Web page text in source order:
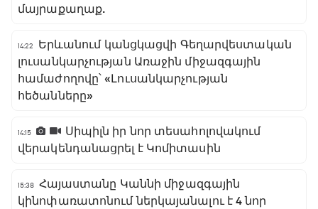
մայրաքաղաք.
14:22
Երևանում կանցկացվի Գեղարվեստական
լուսանկարչության Առաջին միջազգային
համաժողովը՝ «Լուսանկարչության
հեծանները»
14:15
Սիպիլն իր նոր տեսահոլովակում
վերակենդանացրել է Կոմիտասին
15:38 Հայաստանը Կաննի միջազգային
կինոփառատոնում ներկայանալու է 4 նոր